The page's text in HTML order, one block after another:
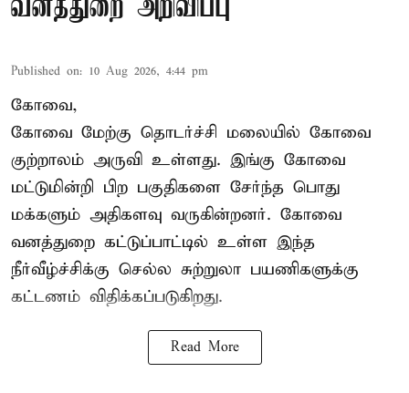
வனத்துறை அறிவிப்பு
Published on: 10 Aug 2026, 4:44 pm
கோவை,
கோவை மேற்கு தொடர்ச்சி மலையில் கோவை
குற்றாலம் அருவி உள்ளது. இங்கு கோவை
மட்டுமின்றி பிற பகுதிகளை சேர்ந்த பொது
மக்களும் அதிகளவு வருகின்றனர். கோவை
வனத்துறை கட்டுப்பாட்டில் உள்ள இந்த
நீர்வீழ்ச்சிக்கு செல்ல சுற்றுலா பயணிகளுக்கு
கட்டணம் விதிக்கப்படுகிறது.
Read More